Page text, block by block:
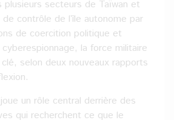
plusieurs secteurs de Taïwan et
contrôle de l’île autonome par
de coercition politique et
cyberespionnage, la force militaire
selon deux nouveaux rapports
joue un rôle central derrière des
qui recherchent ce que le